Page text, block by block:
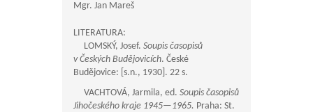
Mgr. Jan Mareš
LITERATURA:
LOMSKÝ, Josef. Soupis časopisů
v Českých Budějovicích. České
Budějovice: [s.n., 1930]. 22 s.
VACHTOVÁ, Jarmila, ed. Soupis časopisů
Jihočeského kraje 1945—1965. Praha: St.